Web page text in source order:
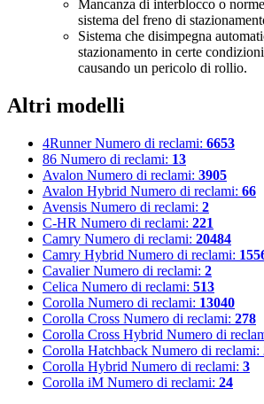
Mancanza di interblocco o
sistema del freno di
Sistema che disimpegna
stazionamento in certe
causando un pericolo di rollio.
Altri modelli
4Runner Numero di reclami: 6653
86 Numero di reclami: 13
Avalon Numero di reclami: 3905
Avalon Hybrid Numero di reclami: 66
Avensis Numero di reclami: 2
C-HR Numero di reclami: 221
Camry Numero di reclami: 20484
Camry Hybrid Numero di reclami:
Cavalier Numero di reclami: 2
Celica Numero di reclami: 513
Corolla Numero di reclami: 13040
Corolla Cross Numero di reclami: 278
Corolla Cross Hybrid Numero di
Corolla Hatchback Numero di reclami:
Corolla Hybrid Numero di reclami: 3
Corolla iM Numero di reclami: 24